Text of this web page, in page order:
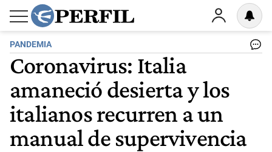
PANDEMIA
Coronavirus: Italia
amaneció desierta y los
italianos recurren a un
manual de supervivencia